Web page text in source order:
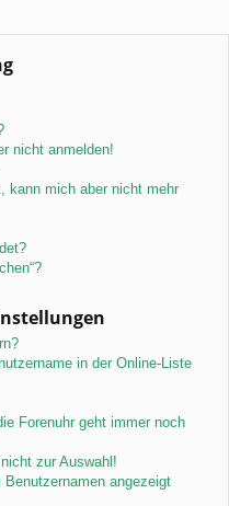
nicht anmelden!
kann mich aber nicht mehr
in der Online-Liste
Forenuhr geht immer noch
zur Auswahl!
angezeigt